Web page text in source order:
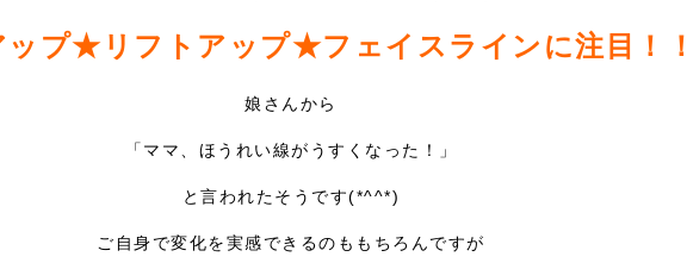
ップ★ リフトアップ★フェイスラインに注目！！
娘さんから
「ママ、ほうれい線がうすくなった！」
と言われたそうです(*^^*)
ご自身で変化を実感できるのももちろんですが